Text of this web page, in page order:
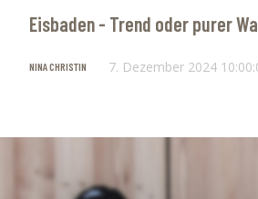
Eisbaden - Trend oder purer
NINA CHRISTIN 7. Dezember 2024